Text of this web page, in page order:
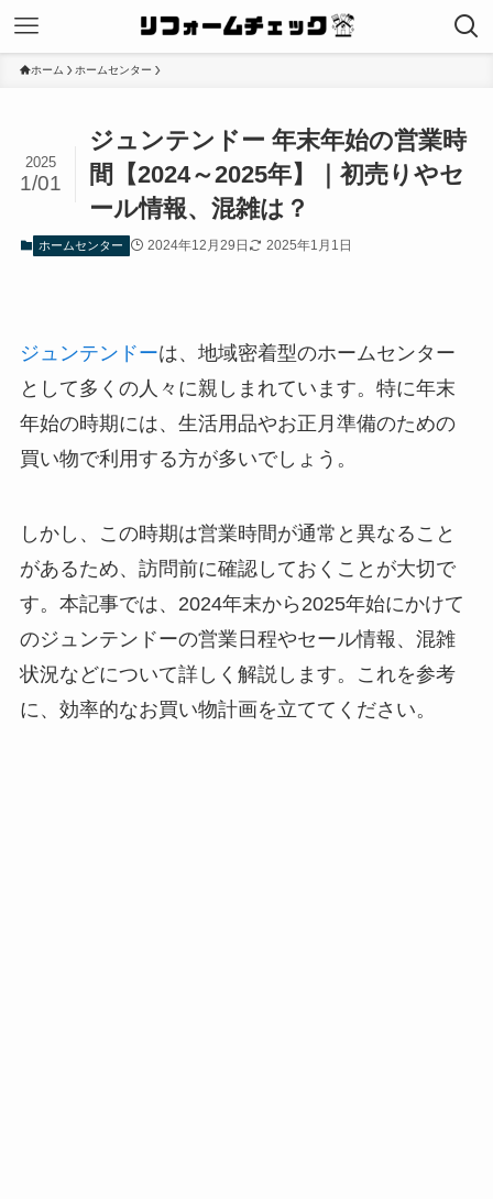
ホーム ホームセンター
ジュンテンドー 年末年始の営業時
間【2024～2025年】｜初売りやセ
ール情報、混雑は？
2025
1/01
ホームセンター 2024年12月29日 2025年1月1日
ジュンテンドーは、地域密着型のホームセンター
として多くの人々に親しまれています。特に年末
年始の時期には、生活用品やお正月準備のための
買い物で利用する方が多いでしょう。
しかし、この時期は営業時間が通常と異なること
があるため、訪問前に確認しておくことが大切で
す。本記事では、2024年末から2025年始にかけて
のジュンテンドーの営業日程やセール情報、混雑
状況などについて詳しく解説します。これを参考
に、効率的なお買い物計画を立ててください。